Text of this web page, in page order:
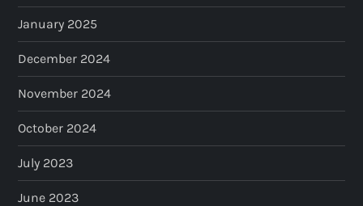
January 2025
December 2024
November 2024
October 2024
July 2023
June 2023